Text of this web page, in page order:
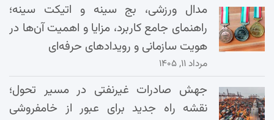
مدال ورزشی، بج سینه و اتیکت سینه؛
راهنمای جامع کاربرد، مزایا و اهمیت آن‌ها در
هویت سازمانی و رویدادهای حرفه‌ای
مرداد ۱۱, ۱۴۰۵
جهش صادرات غیرنفتی در مسیر تحول؛
نقشه راه جدید برای عبور از خامفروشی